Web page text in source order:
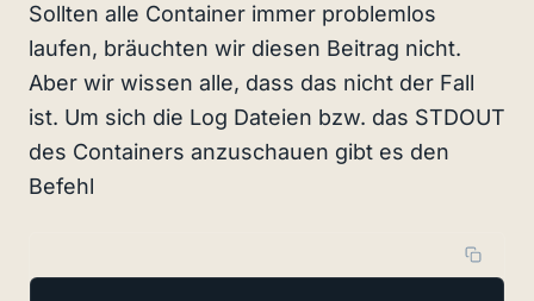
Sollten alle Container immer problemlos
laufen, bräuchten wir diesen Beitrag nicht.
Aber wir wissen alle, dass das nicht der Fall
ist. Um sich die Log Dateien bzw. das STDOUT
des Containers anzuschauen gibt es den
Befehl